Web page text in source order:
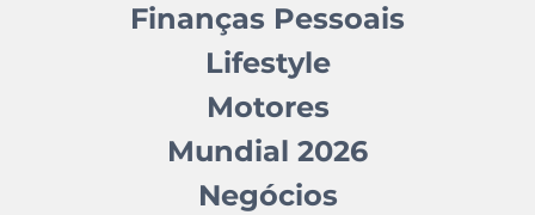
Finanças Pessoais
Lifestyle
Motores
Mundial 2026
Negócios